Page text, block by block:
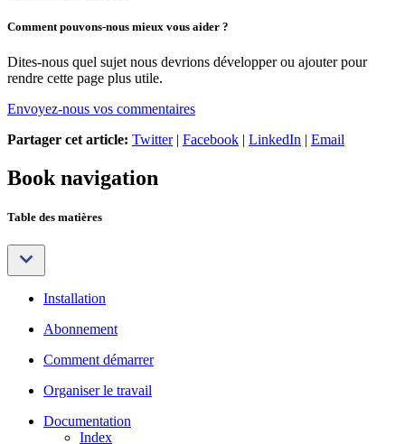
Comment pouvons-nous mieux vous aider ?
Dites-nous quel sujet nous devrions développer ou ajouter pour
rendre cette page plus utile.
Envoyez-nous vos commentaires
Partager cet article: Twitter| Facebook | LinkedIn | Email
Book navigation
Table des matières
Installation
Abonnement
Comment démarrer
Organiser le travail
Documentation
Index